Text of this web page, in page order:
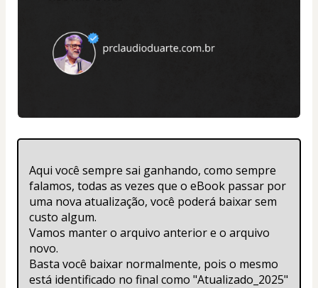
Aqui você sempre sai ganhando, como sempre
falamos, todas as vezes que o eBook passar por
uma nova atualização, você poderá baixar sem
custo algum.
Vamos manter o arquivo anterior e o arquivo
novo.
Basta você baixar normalmente, pois o mesmo
está identificado no final como "Atualizado_2025"